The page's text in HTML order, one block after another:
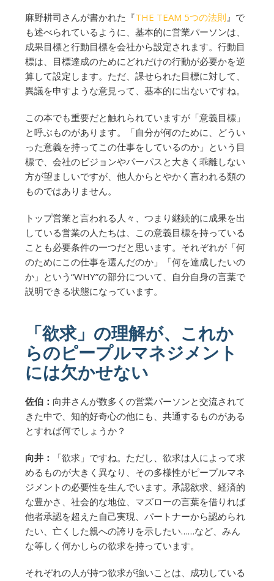
麻野耕司さんが書かれた『THE TEAM 5つの法則』で
も述べられているように、基本的に営業パーソンは、
成果目標と行動目標を会社から設定されます。行動目
標は、目標達成のためにどれだけの行動が必要かを逆
算して設定します。ただ、課せられた目標に対して、
異議を申すような意見って、基本的に出ないですね。
この本でも重要だと触れられていますが「意義目標」
と呼ぶものがあります。「自分が何のために、どうい
った意義を持ってこの仕事をしているのか」という目
標で、会社のビジョンやパーパスと大きく乖離しない
方が望ましいですが、他人からとやかく言われる類の
ものではありません。
トップ営業と言われる人々、つまり継続的に成果を出
している営業の人たちは、この意義目標を持っている
ことも必要条件の一つだと思います。それぞれが「何
のためにこの仕事を選んだのか」「何を達成したいの
か」という“WHY”の部分について、自分自身の言葉で
説明できる状態になっています。
「欲求」の理解が、これか
らのピープルマネジメント
には欠かせない
佐伯： 向井さんが数多くの営業パーソンと交流されて
きた中で、知的好奇心の他にも、共通するものがある
とすれば何でしょうか？
向井：
「欲求」ですね。ただし、欲求は人によって求
めるものが大きく異なり、その多様性がピープルマネ
ジメントの必要性を生んでいます。承認欲求、経済的
な豊かさ、社会的な地位、マズローの言葉を借りれば
他者承認を超えた自己実現、パートナーから認められ
たい、亡くした親への誇りを示したい……など、みん
な等しく何かしらの欲求を持っています。
それぞれの人が持つ欲求が強いことは、成功している